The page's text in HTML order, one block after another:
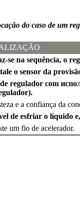
do caso de um
se na sequência, o
o sensor da
regulador com
e a confiança da
de esfriar o líquido
um fio de acelerador.